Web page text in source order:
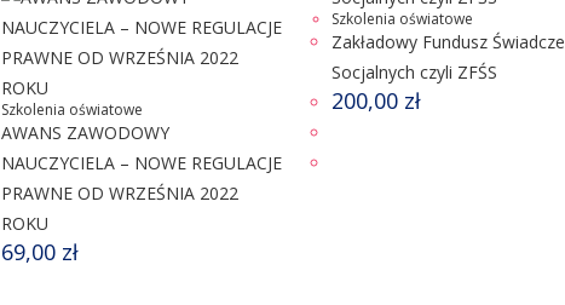
Szkolenia oświatowe
AWANS ZAWODOWY
NAUCZYCIELA – NOWE REGULACJE
PRAWNE OD WRZEŚNIA 2022
ROKU
69,00 zł
Szkolenia oświatowe
Zakładowy Fundusz
Socjalnych czyli ZFŚS
200,00 zł